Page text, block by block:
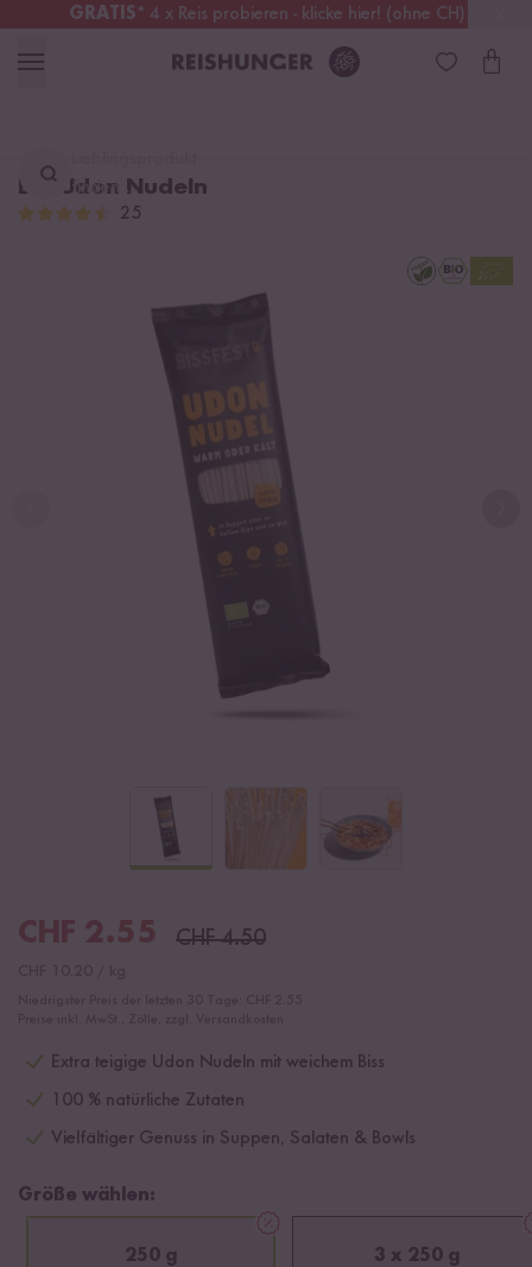
GRATIS* 4 x Reis probieren - klicke hier! (ohne CH)
Schweiz Alle Zölle & Steuern inklusive
finden ...
Bio Udon Nudeln
25
CHF 2.55 CHF4.50
Extra teigige Udon Nudeln mit weichem Biss
100 % natürliche Zutaten
Vielfältiger Genuss in Suppen, Salaten & Bowls
Größe wählen:
250 g 3 x 250 g